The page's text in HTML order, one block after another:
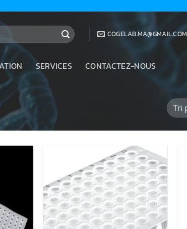
COGELAB.MA@GMAIL.COM
SERVICES CONTACTEZ-NOUS